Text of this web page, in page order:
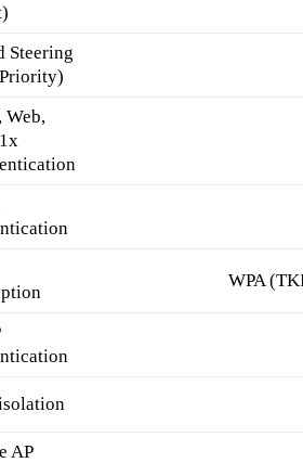
Steering
Web,
WPA
AP